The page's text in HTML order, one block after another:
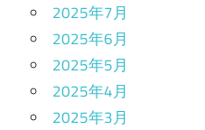
2025年7月
2025年6月
2025年5月
2025年4月
2025年3月